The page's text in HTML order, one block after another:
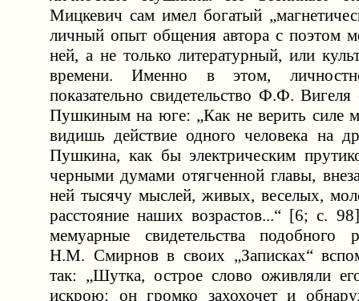
Мицкевич сам имел богатый
личный опыт общения автора с поэтом
ней, а не только литературный, или
времени. Именно в этом,
показательно свидетельство Ф.Ф. Вигеля
Пушкиным на юге: „Как не верить силе
видишь действие одного человека на
Пушкина, как бы электрическим
черными думами отягченной главы,
ней тысячу мыслей, живых, веселых,
расстояние наших возрастов...“ [6; с.
мемуарные свидетельства подобного
Н.М. Смирнов в своих „Записках“
так: „Шутка, острое слово оживляли
искрою: он громко захохочет и